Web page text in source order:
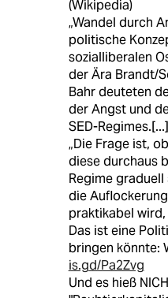
(Wikipedia)
„Wandel durch
politische
sozialliberalen
der Ära Brandt/
Bahr deuteten
der Angst und
SED-
„Die Frage ist,
diese durchaus
Regime graduell
die
praktikabel
Das ist eine
bringen könnte:
is.gd/Pa2Zvg
Und es hieß